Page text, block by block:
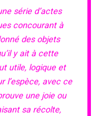
série d’actes
concourant à
des objets
y ait à cette
utile, logique et
l’espèce, avec ce
une joie ou
sa récolte,